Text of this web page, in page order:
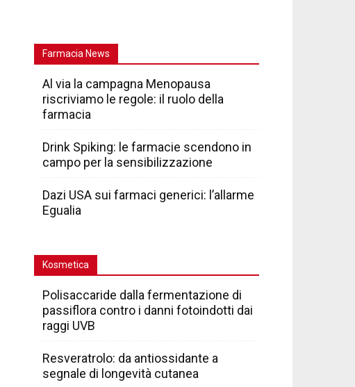
Farmacia News
Al via la campagna Menopausa
riscriviamo le regole: il ruolo della
farmacia
Drink Spiking: le farmacie scendono in
campo per la sensibilizzazione
Dazi USA sui farmaci generici: l’allarme
Egualia
Kosmetica
Polisaccaride dalla fermentazione di
passiflora contro i danni fotoindotti dai
raggi UVB
Resveratrolo: da antiossidante a
segnale di longevità cutanea